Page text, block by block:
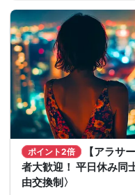
ポイント2倍
【アラサ
者大歓迎！ 平日休み同
由交換制〉